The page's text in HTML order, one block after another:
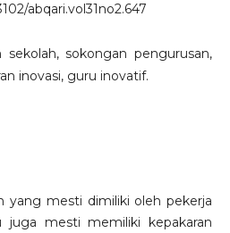
abqari.vol31no2.647
sekolah, sokongan pengurusan,
inovasi, guru inovatif.
yang mesti dimiliki oleh pekerja
juga mesti memiliki kepakaran